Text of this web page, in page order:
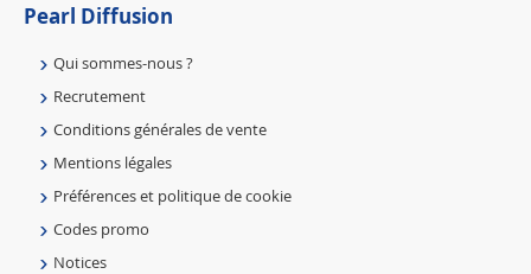
Pearl Diffusion
Qui sommes-nous ?
Recrutement
Conditions générales de vente
Mentions légales
Préférences et politique de cookie
Codes promo
Notices